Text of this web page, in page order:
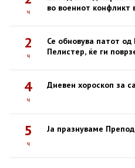
ч
во воениот конфликт
2
ч
Се обновува патот од
Пелистер, ќе ги
4
ч
Дневен хороскоп за
5
ч
Ја празнуваме